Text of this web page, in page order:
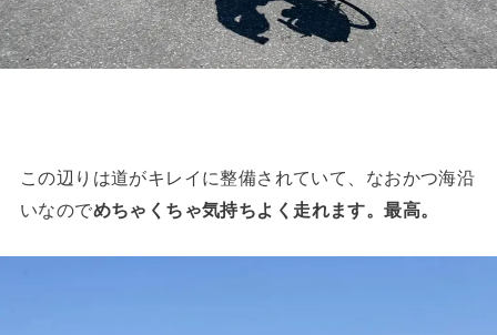
この辺りは道がキレイに整備されていて、なおかつ海沿
いなのでめちゃくちゃ気持ちよく走れます。最高。